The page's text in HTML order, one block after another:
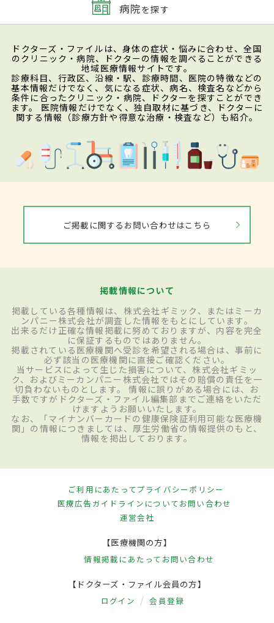
病院を探す
ドクターズ・ファイルは、身体の症状・悩みに合わせ、全国
のクリニック・病院、ドクターの情報を調べることができる
地域医療情報サイトです。
診療科目、行政区、沿線・駅、診療時間、医院の特徴などの
基本情報だけでなく、気になる症状、病名、検査名などから
条件に合ったクリニック・病院、ドクターを探すことができ
ます。 医院情報だけでなく、独自取材に基づき、ドクターに
関する情報（診療方針や得意な治療・検査など）も紹介。
ご掲載に関するお問い合わせはこちら
掲載情報について
掲載している各種情報は、株式会社ギミック、またはミーカ
ンパニー株式会社が調査した情報をもとにしています。
出来るだけ正確な情報掲載に努めておりますが、内容を完全
に保証するものではありません。
掲載されている医療機関へ受診を希望される場合は、事前に
必ず該当の医療機関に直接ご確認ください。
当サービスによって生じた損害について、株式会社ギミッ
ク、およびミーカンパニー株式会社ではその賠償の責任を一
切負わないものとします。 情報に誤りがある場合には、お
手数ですがドクターズ・ファイル編集部までご連絡をいただ
けますようお願いいたします。
なお、「マイナンバーカードの健康保険証利用可能な医療機
関」の情報につきましては、厚生労働省の情報提供のもと、
情報を掲出しております。
ご利用にあたってプライバシーポリシー
医療広告ガイドラインについてお問い合わせ
運営会社
【医療機関の方】
情報掲載にあたって お問い合わせ
【ドクターズ・ファイル会員の方】
ログイン 会員登録